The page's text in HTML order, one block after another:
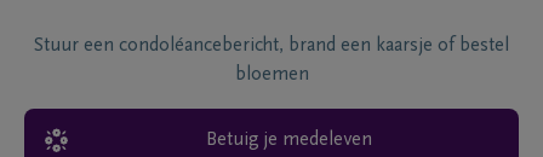
Stuur een condoléancebericht, brand een kaarsje of bestel
bloemen
Betuig je medeleven